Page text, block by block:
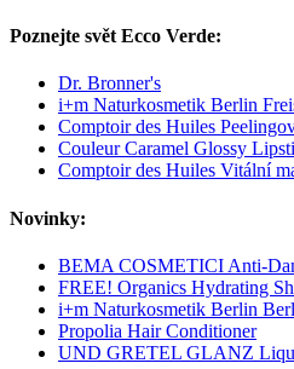
Poznejte svět Ecco Verde:
Dr. Bronner's
i+m Naturkosmetik Berlin
Comptoir des Huiles
Couleur Caramel Glossy
Comptoir des Huiles Vitální
Novinky:
BEMA COSMETICI Anti-
FREE! Organics Hydrating
i+m Naturkosmetik Berlin
Propolia Hair Conditioner
UND GRETEL GLANZ